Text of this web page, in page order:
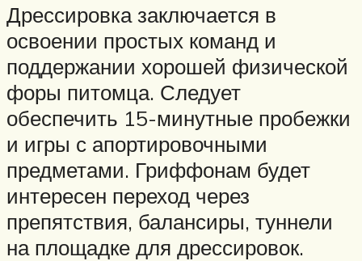
Дрессировка заключается в
освоении простых команд и
поддержании хорошей физической
форы питомца. Следует
обеспечить 15-минутные пробежки
и игры с апортировочными
предметами. Гриффонам будет
интересен переход через
препятствия, балансиры, туннели
на площадке для дрессировок.